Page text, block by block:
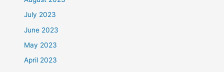
July 2023
June 2023
May 2023
April 2023